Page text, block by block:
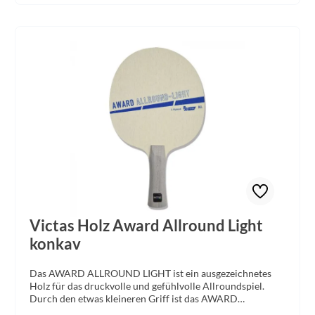
Victas Holz Award Allround Light
konkav
Das AWARD ALLROUND LIGHT ist ein ausgezeichnetes
Holz für das druckvolle und gefühlvolle Allroundspiel.
Durch den etwas kleineren Griff ist das AWARD